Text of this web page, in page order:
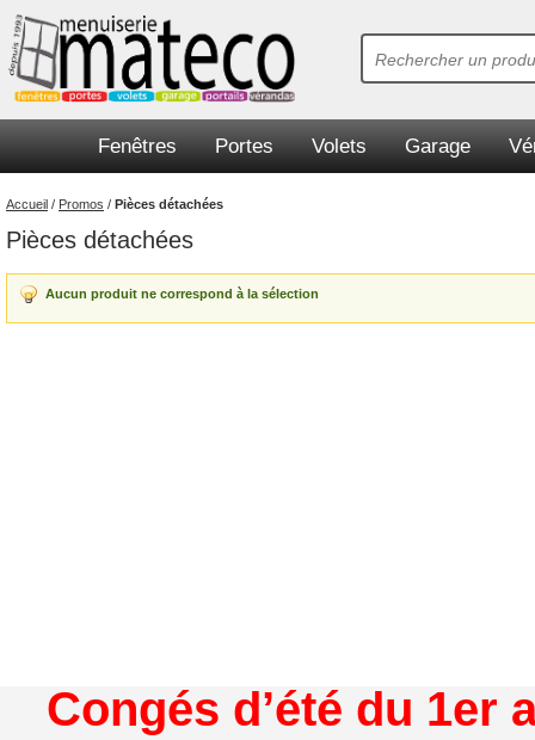
Fenêtres Portes Volets Garage
Accueil / Promos / Pièces détachées
Pièces détachées
Aucun produit ne correspond à la sélection
Congés d’été du 1er